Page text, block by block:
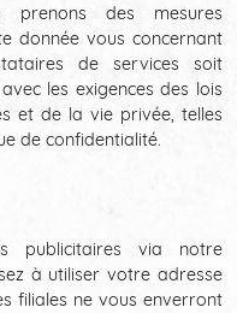
prenons des mesures
donnée vous concernant
de services soit
les exigences des lois
et de la vie privée, telles
de confidentialité.
publicitaires via notre
à utiliser votre adresse
filiales ne vous enverront